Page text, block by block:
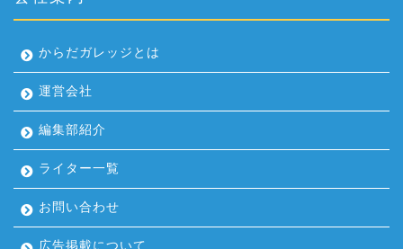
からだガレッジとは
運営会社
編集部紹介
ライター一覧
お問い合わせ
広告掲載について